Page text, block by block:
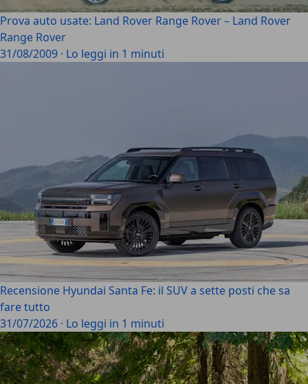
Prova auto usate: Land Rover Range Rover – Land Rover
Range Rover
31/08/2009 · Lo leggi in 1 minuti
Recensione Hyundai Santa Fe: il SUV a sette posti che sa
fare tutto
31/07/2026 · Lo leggi in 1 minuti